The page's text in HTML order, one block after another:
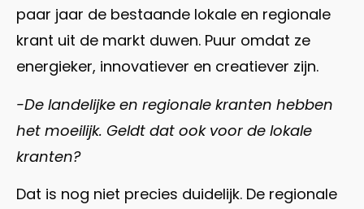
paar jaar de bestaande lokale en regionale
krant uit de markt duwen. Puur omdat ze
energieker, innovatiever en creatiever zijn.
-De landelijke en regionale kranten hebben
het moeilijk. Geldt dat ook voor de lokale
kranten?
Dat is nog niet precies duidelijk. De regionale